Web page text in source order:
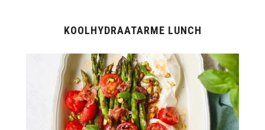
KOOLHYDRAATARME LUNCH